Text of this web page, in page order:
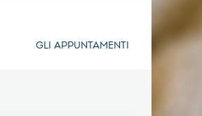
GLI APPUNTAMENTI